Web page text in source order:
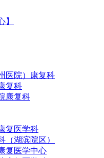
】
医院）康复科
复科
康复科
复医学科
（湖滨院区）
复医学中心